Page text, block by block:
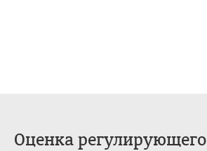
Оценка регулирующего